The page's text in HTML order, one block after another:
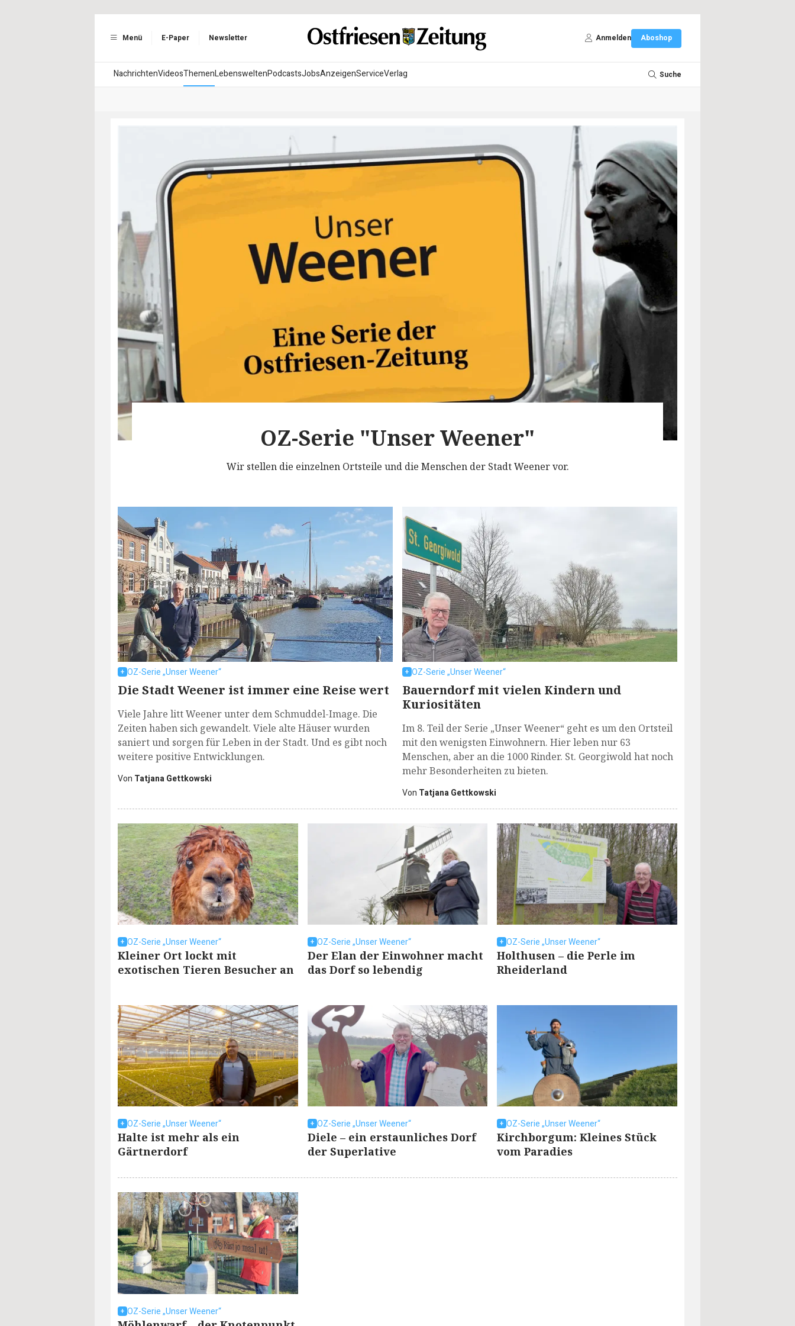
Menü E-Paper Newsletter Anmelden Aboshop
NachrichtenVideosThemenLebensweltenPodcastsJobsAnzeigenServiceVerlag Suche
OZ-Serie "Unser Weener"
Wir stellen die einzelnen Ortsteile und die Menschen der Stadt Weener vor.
OZ-Serie „Unser Weener“
Die Stadt Weener ist immer eine Reise wert
Viele Jahre litt Weener unter dem Schmuddel-Image. Die
Zeiten haben sich gewandelt. Viele alte Häuser wurden
saniert und sorgen für Leben in der Stadt. Und es gibt noch
weitere positive Entwicklungen.
Von Tatjana Gettkowski
OZ-Serie „Unser Weener“
Bauerndorf mit vielen Kindern und
Kuriositäten
Im 8. Teil der Serie „Unser Weener“ geht es um den Ortsteil
mit den wenigsten Einwohnern. Hier leben nur 63
Menschen, aber an die 1000 Rinder. St. Georgiwold hat noch
mehr Besonderheiten zu bieten.
Von Tatjana Gettkowski
OZ-Serie „Unser Weener“
Kleiner Ort lockt mit
exotischen Tieren Besucher an
OZ-Serie „Unser Weener“
Der Elan der Einwohner macht
das Dorf so lebendig
OZ-Serie „Unser Weener“
Holthusen – die Perle im
Rheiderland
OZ-Serie „Unser Weener“
Halte ist mehr als ein
Gärtnerdorf
OZ-Serie „Unser Weener“
Diele – ein erstaunliches Dorf
der Superlative
OZ-Serie „Unser Weener“
Kirchborgum: Kleines Stück
vom Paradies
OZ-Serie „Unser Weener“